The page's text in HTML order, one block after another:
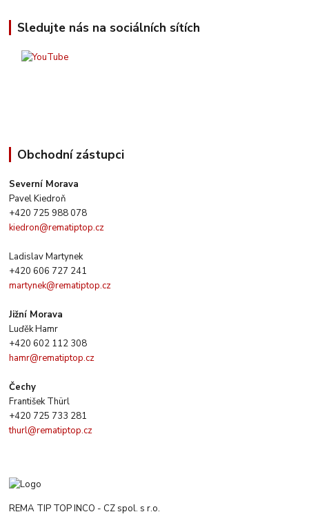
Sledujte nás na sociálních sítích
Obchodní zástupci
Severní Morava
Pavel Kiedroň
+420 725 988 078
kiedron@rematiptop.cz
Ladislav Martynek
+420 606 727 241
martynek@rematiptop.cz
Jižní Morava
Luďěk Hamr
+420 602 112 308
hamr@rematiptop.cz
Čechy
František Thürl
+420 725 733 281
thurl@rematiptop.cz
REMA TIP TOP INCO - CZ spol. s r.o.